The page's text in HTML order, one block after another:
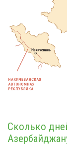
Сколько